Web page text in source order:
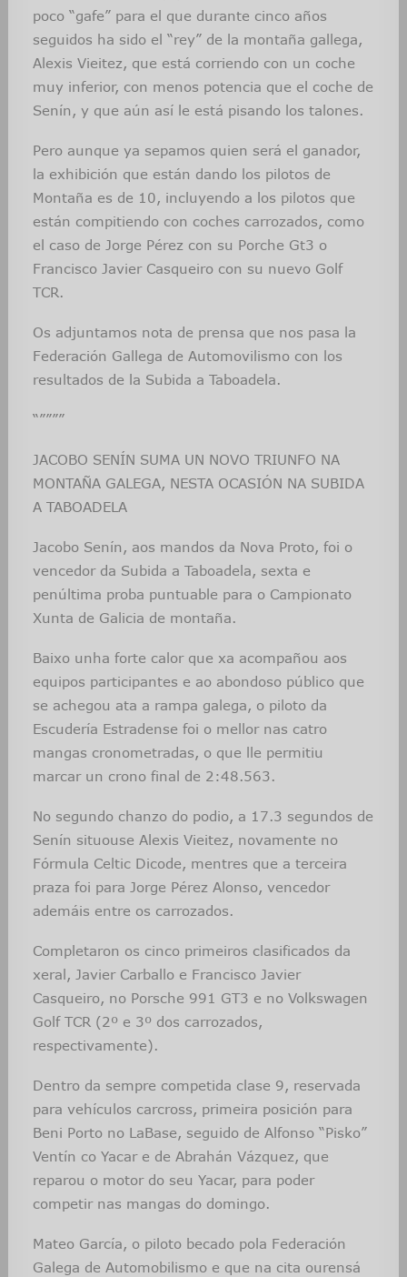
poco “gafe” para el que durante cinco años
seguidos ha sido el “rey” de la montaña gallega,
Alexis Vieitez, que está corriendo con un coche
muy inferior, con menos potencia que el coche de
Senín, y que aún así le está pisando los talones.
Pero aunque ya sepamos quien será el ganador,
la exhibición que están dando los pilotos de
Montaña es de 10, incluyendo a los pilotos que
están compitiendo con coches carrozados, como
el caso de Jorge Pérez con su Porche Gt3 o
Francisco Javier Casqueiro con su nuevo Golf
TCR.
Os adjuntamos nota de prensa que nos pasa la
Federación Gallega de Automovilismo con los
resultados de la Subida a Taboadela.
“””””
JACOBO SENÍN SUMA UN NOVO TRIUNFO NA
MONTAÑA GALEGA, NESTA OCASIÓN NA SUBIDA
A TABOADELA
Jacobo Senín, aos mandos da Nova Proto, foi o
vencedor da Subida a Taboadela, sexta e
penúltima proba puntuable para o Campionato
Xunta de Galicia de montaña.
Baixo unha forte calor que xa acompañou aos
equipos participantes e ao abondoso público que
se achegou ata a rampa galega, o piloto da
Escudería Estradense foi o mellor nas catro
mangas cronometradas, o que lle permitiu
marcar un crono final de 2:48.563.
No segundo chanzo do podio, a 17.3 segundos de
Senín situouse Alexis Vieitez, novamente no
Fórmula Celtic Dicode, mentres que a terceira
praza foi para Jorge Pérez Alonso, vencedor
ademáis entre os carrozados.
Completaron os cinco primeiros clasificados da
xeral, Javier Carballo e Francisco Javier
Casqueiro, no Porsche 991 GT3 e no Volkswagen
Golf TCR (2º e 3º dos carrozados,
respectivamente).
Dentro da sempre competida clase 9, reservada
para vehículos carcross, primeira posición para
Beni Porto no LaBase, seguido de Alfonso “Pisko”
Ventín co Yacar e de Abrahán Vázquez, que
reparou o motor do seu Yacar, para poder
competir nas mangas do domingo.
Mateo García, o piloto becado pola Federación
Galega de Automobilismo e que na cita ourensá